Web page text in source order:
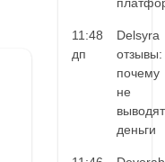
11:48
дп
Delsyra
отзывы:
почему
не
выводят
деньги